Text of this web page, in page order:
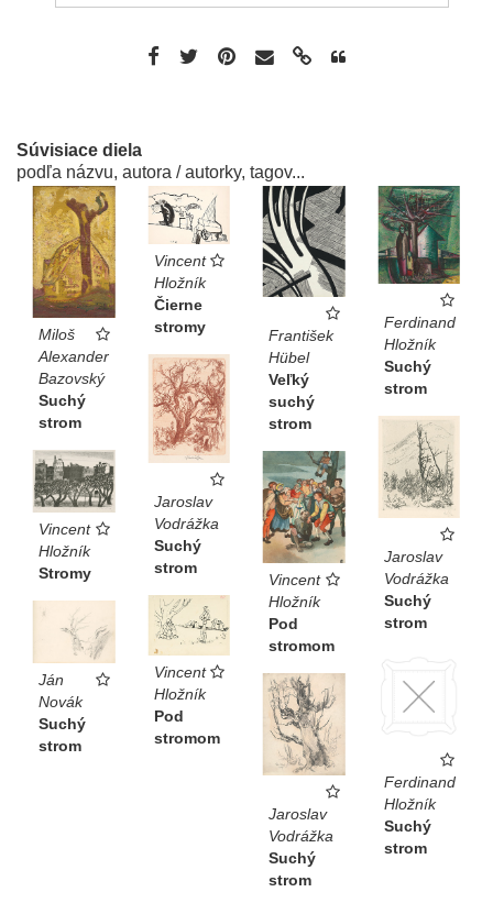
Súvisiace diela
podľa názvu, autora / autorky, tagov...
Miloš
Alexander
Bazovský
Suchý
strom
Vincent
Hložník
Čierne
stromy
František
Hübel
Veľký
suchý
strom
Ferdinand
Hložník
Suchý
strom
Jaroslav
Vodrážka
Suchý
strom
Jaroslav
Vodrážka
Suchý
strom
Vincent
Hložník
Stromy
Vincent
Hložník
Pod
stromom
Vincent
Hložník
Pod
stromom
Ján
Novák
Suchý
strom
Ferdinand
Hložník
Suchý
strom
Jaroslav
Vodrážka
Suchý
strom